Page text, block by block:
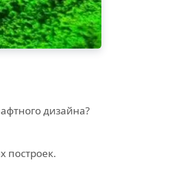
дизайна?
построек.